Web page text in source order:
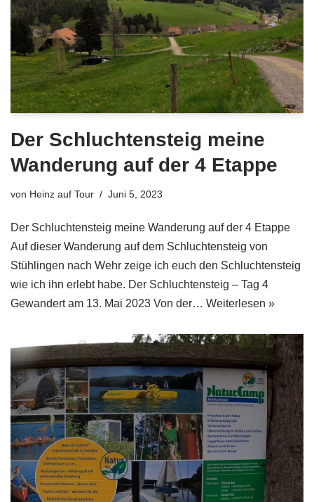
Der Schluchtensteig meine
Wanderung auf der 4 Etappe
von Heinz auf Tour Juni 5, 2023
Der Schluchtensteig meine Wanderung auf der 4 Etappe
Auf dieser Wanderung auf dem Schluchtensteig von
Stühlingen nach Wehr zeige ich euch den Schluchtensteig
wie ich ihn erlebt habe. Der Schluchtensteig – Tag 4
Gewandert am 13. Mai 2023 Von der… Weiterlesen »